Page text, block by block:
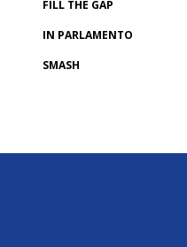
FILL THE GAP
IN PARLAMENTO
SMASH